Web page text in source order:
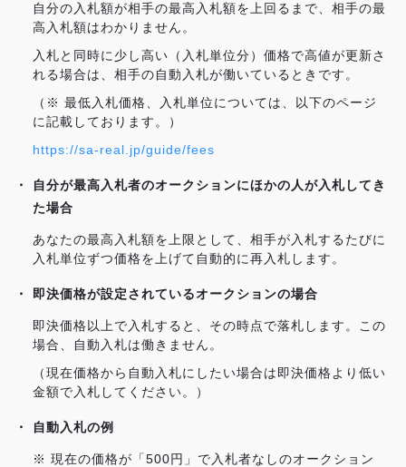
自分の入札額が相手の最高入札額を上回るまで、相手の最
高入札額はわかりません。
入札と同時に少し高い（入札単位分）価格で高値が更新さ
れる場合は、相手の自動入札が働いているときです。
（※ 最低入札価格、入札単位については、以下のページ
に記載しております。）
https://sa-real.jp/guide/fees
自分が最高入札者のオークションにほかの人が入札してき
た場合
あなたの最高入札額を上限として、相手が入札するたびに
入札単位ずつ価格を上げて自動的に再入札します。
即決価格が設定されているオークションの場合
即決価格以上で入札すると、その時点で落札します。この
場合、自動入札は働きません。
（現在価格から自動入札にしたい場合は即決価格より低い
金額で入札してください。）
自動入札の例
※ 現在の価格が「500円」で入札者なしのオークション